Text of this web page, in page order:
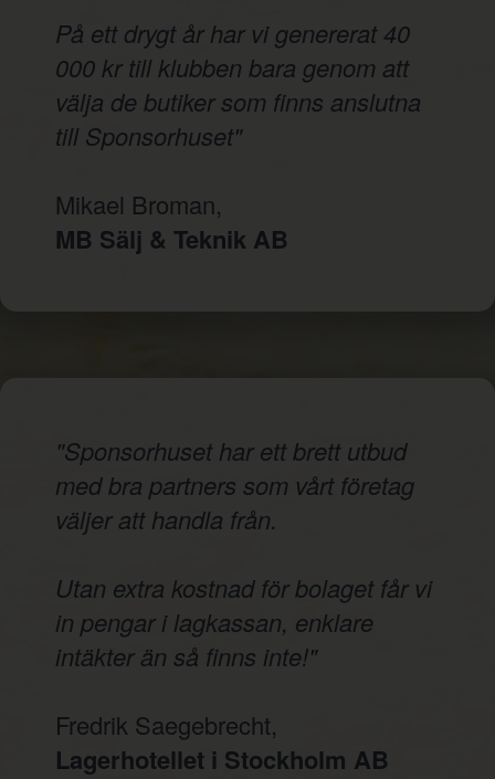
På ett drygt år har vi genererat 40
000 kr till klubben bara genom att
välja de butiker som finns anslutna
till Sponsorhuset"
Mikael Broman,
MB Sälj & Teknik AB
"Sponsorhuset har ett brett utbud
med bra partners som vårt företag
väljer att handla från.
Utan extra kostnad för bolaget får vi
in pengar i lagkassan, enklare
intäkter än så finns inte!"
Fredrik Saegebrecht,
Lagerhotellet i Stockholm AB